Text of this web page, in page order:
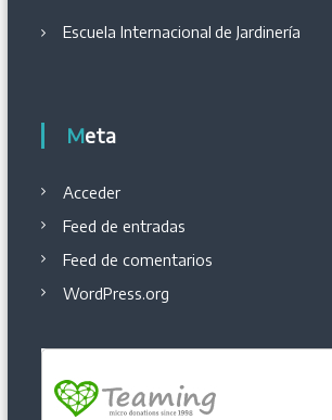
Escuela Internacional de Jardinería
Meta
Acceder
Feed de entradas
Feed de comentarios
WordPress.org